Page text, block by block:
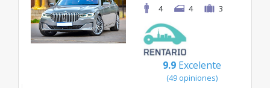
4
4 3
9.9 Excelente
(49 opiniones)